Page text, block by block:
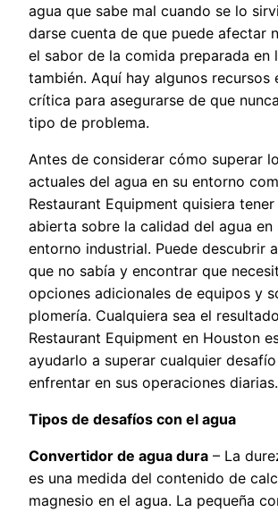
agua que sabe mal cuando se lo
darse cuenta de que puede afectar
el sabor de la comida preparada en
también. Aquí hay algunos recursos
crítica para asegurarse de que
tipo de problema.
Antes de considerar cómo superar
actuales del agua en su entorno
Restaurant Equipment quisiera
abierta sobre la calidad del agua en
entorno industrial. Puede descubrir
que no sabía y encontrar que
opciones adicionales de equipos y
plomería. Cualquiera sea el
Restaurant Equipment en Houston
ayudarlo a superar cualquier
enfrentar en sus operaciones diarias.
Tipos de desafíos con el agua
Convertidor de agua dura – La
es una medida del contenido de
magnesio en el agua. La pequeña